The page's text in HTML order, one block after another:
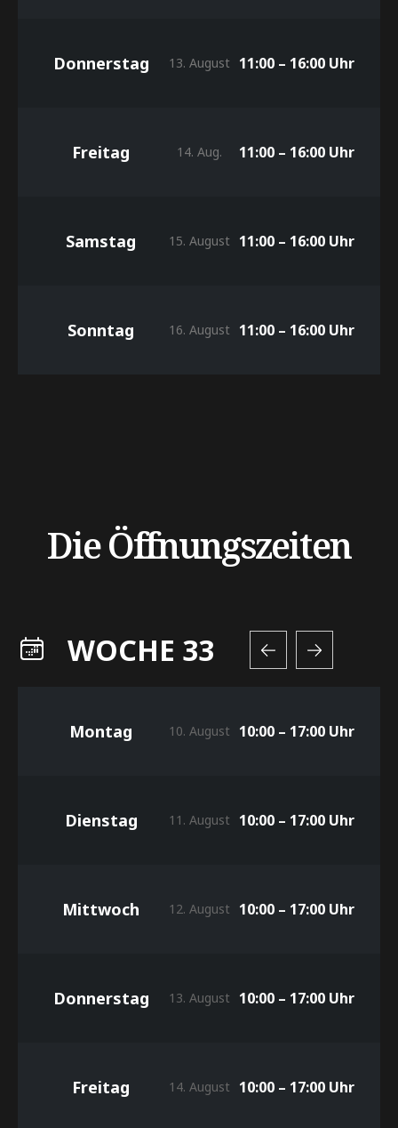
Donnerstag 13. August 11:00 – 16:00 Uhr
Freitag 14. Aug. 11:00 – 16:00 Uhr
Samstag 15. August 11:00 – 16:00 Uhr
Sonntag 16. August 11:00 – 16:00 Uhr
Die Öffnungszeiten
WOCHE 33
Montag 10. August 10:00 – 17:00 Uhr
Dienstag 11. August 10:00 – 17:00 Uhr
Mittwoch 12. August 10:00 – 17:00 Uhr
Donnerstag 13. August 10:00 – 17:00 Uhr
Freitag 14. August 10:00 – 17:00 Uhr